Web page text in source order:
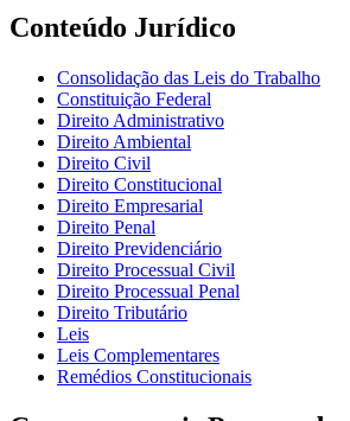
Conteúdo Jurídico
Consolidação das Leis do Trabalho
Constituição Federal
Direito Administrativo
Direito Ambiental
Direito Civil
Direito Constitucional
Direito Empresarial
Direito Penal
Direito Previdenciário
Direito Processual Civil
Direito Processual Penal
Direito Tributário
Leis
Leis Complementares
Remédios Constitucionais